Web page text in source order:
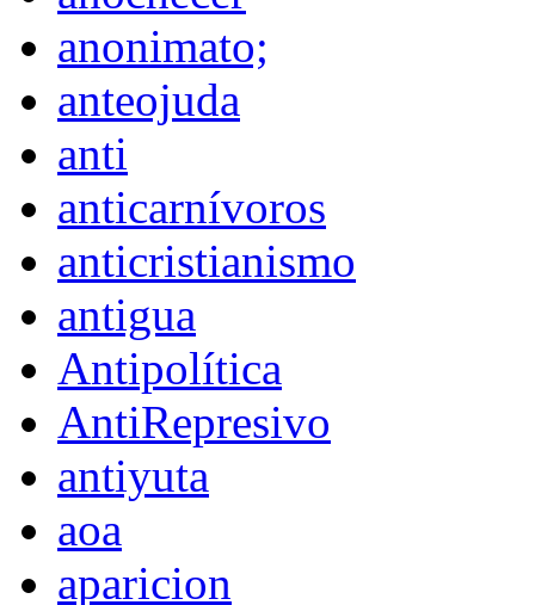
anonimato;
anteojuda
anti
anticarnívoros
anticristianismo
antigua
Antipolítica
AntiRepresivo
antiyuta
aoa
aparicion